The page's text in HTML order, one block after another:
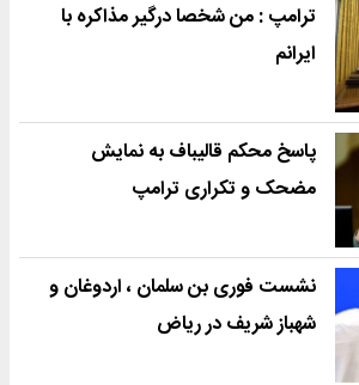
ترامپ : من شخصا درگیر مذاکره با
ایرانم
پاسخ محکم قالیباف به نمایش
مضحک و تکراری ترامپ
نشست فوری بن سلمان ، اردوغان و
شهباز شریف در ریاض